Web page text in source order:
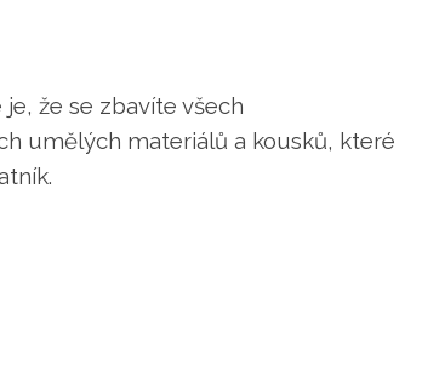
že se zbavíte všech
umělých materiálů a kousků, které